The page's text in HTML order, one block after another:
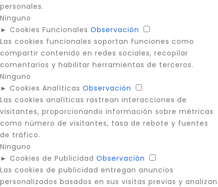
personales.
Ninguno
► Cookies Funcionales Observación
Las cookies funcionales soportan funciones como
compartir contenido en redes sociales, recopilar
comentarios y habilitar herramientas de terceros.
Ninguno
► Cookies Analíticas Observación
Las cookies analíticas rastrean interacciones de
visitantes, proporcionando información sobre métricas
como número de visitantes, tasa de rebote y fuentes
de tráfico.
Ninguno
► Cookies de Publicidad Observación
Las cookies de publicidad entregan anuncios
personalizados basados en sus visitas previas y analizan